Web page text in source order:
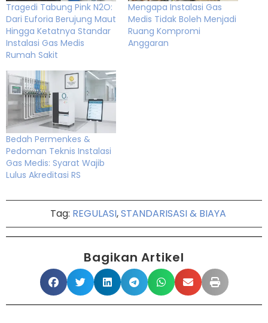
Tragedi Tabung Pink N2O:
Dari Euforia Berujung Maut
Hingga Ketatnya Standar
Instalasi Gas Medis
Rumah Sakit
Mengapa Instalasi Gas
Medis Tidak Boleh Menjadi
Ruang Kompromi
Anggaran
Bedah Permenkes &
Pedoman Teknis Instalasi
Gas Medis: Syarat Wajib
Lulus Akreditasi RS
Tag: REGULASI,STANDARISASI & BIAYA
Bagikan Artikel